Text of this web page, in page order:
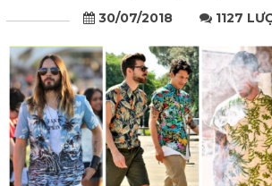
30/07/2018 1127